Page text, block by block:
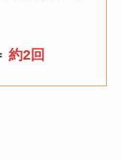
約2回